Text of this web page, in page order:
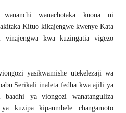
wanachotaka kuona ni
Kituo kikajengwe kwenye Kata
kwa kuzingatia vigezo
yasikwamishe utekelezaji wa
Serikali inaleta fedha kwa ajili ya
ya viongozi wanatanguliza
kuzipa kipaumbele changamoto